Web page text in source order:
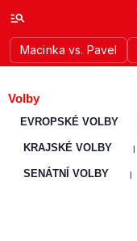
Macinka vs. Pavel
Volby
EVROPSKÉ VOLBY
KRAJSKÉ VOLBY |
SENÁTNÍ VOLBY |